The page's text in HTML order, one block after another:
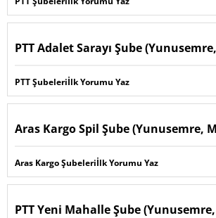
PTT Adalet Sarayı Şube
PTT Şubeleriİlk Yorumu Yaz
Aras Kargo Spil Şube (Yunusemre,
Aras Kargo Şubeleriİlk Yorumu Yaz
PTT Yeni Mahalle Şube